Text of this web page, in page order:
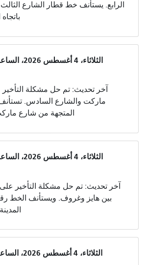
الرابع. يستأنف خط قطار الشارع
الثلاثاء، 4 أغسطس 2026، الساعة 3:10:28 مساءً
آخر تحديث: تم حل مشكلة
ماركت والشارع السادس.
المتجهة من شارع
الثلاثاء، 4 أغسطس 2026، الساعة 2:30:34 مساءً
آخر تحديث: تم حل مشكلة التأخير
الثلاثاء، 4 أغسطس 2026، الساعة 2:02:16 مساءً